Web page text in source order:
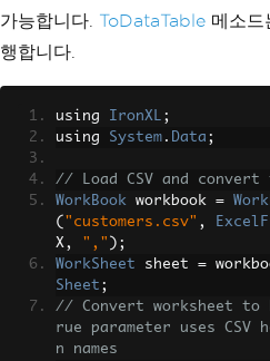
가능합니다. ToDataTable 메소드
행합니다.
using IronXL ;
using System . Data ;
// Load CSV and convert
WorkBook workbook =
( "customers.csv" ,
X, "," );
WorkSheet sheet =
Sheet ;
// Convert worksheet to
rue parameter uses CSV
n names